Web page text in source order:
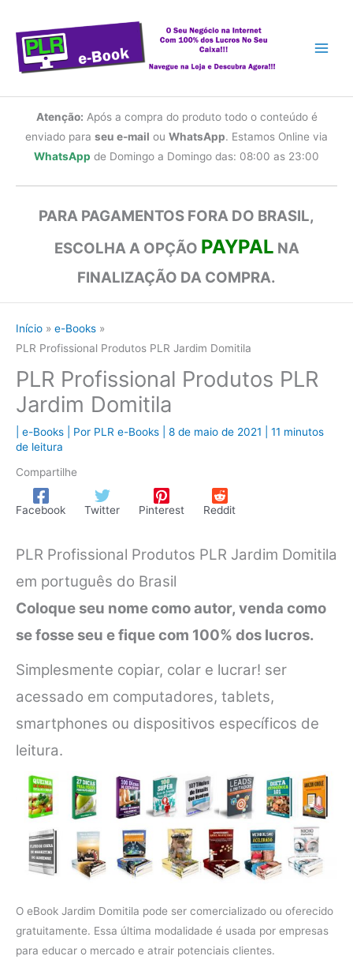
conteúdo
Atenção: Após a compra do produto todo o conteúdo é
enviado para seu e-mail ou WhatsApp. Estamos Online via
WhatsApp de Domingo a Domingo das: 08:00 as 23:00
PARA PAGAMENTOS FORA DO BRASIL,
ESCOLHA A OPÇÃO PAYPAL NA
FINALIZAÇÃO DA COMPRA.
Início
e-Books
PLR Profissional Produtos PLR Jardim Domitila
PLR Profissional Produtos PLR
Jardim Domitila
e-Books | Por PLR e-Books 8 de maio de 2021
11 minutos
de leitura
Compartilhe
Facebook Twitter Pinterest Reddit
PLR Profissional Produtos PLR Jardim Domitila
em português do Brasil
Coloque seu nome como autor, venda como
se fosse seu e fique com 100% dos lucros.
Simplesmente copiar, colar e lucrar! ser
acessado em computadores, tablets,
smartphones ou dispositivos específicos de
leitura.
O eBook Jardim Domitila pode ser comercializado ou oferecido
gratuitamente. Essa última modalidade é usada por empresas
para educar o mercado e atrair potenciais clientes.